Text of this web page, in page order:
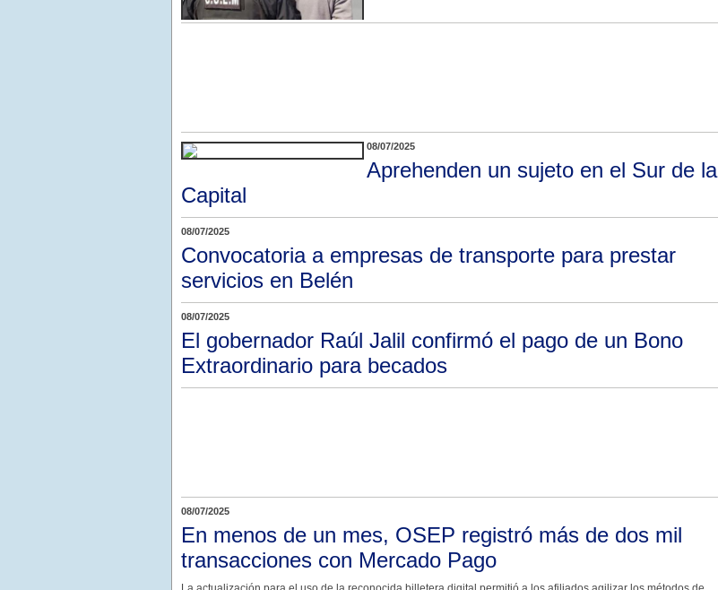
08/07/2025
Aprehenden un sujeto en el Sur de la
Capital
08/07/2025
Convocatoria a empresas de transporte para prestar
servicios en Belén
08/07/2025
El gobernador Raúl Jalil confirmó el pago de un Bono
Extraordinario para becados
08/07/2025
En menos de un mes, OSEP registró más de dos mil
transacciones con Mercado Pago